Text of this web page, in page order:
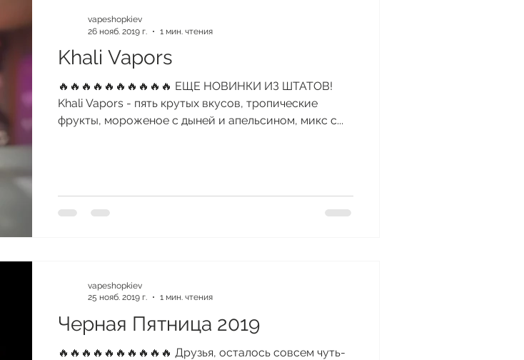
Khali Vapors
🔥🔥🔥🔥🔥🔥🔥🔥🔥🔥 ЕЩЕ НОВИНКИ ИЗ ШТАТОВ!
Khali Vapors - пять крутых вкусов, тропические
фрукты, мороженое с дыней и апельсином, микс с...
vapeshopkiev
26 нояб. 2019 г.
1 мин. чтения
Черная Пятница 2019
🔥🔥🔥🔥🔥🔥🔥🔥🔥🔥 Друзья, осталось совсем чуть-
vapeshopkiev
25 нояб. 2019 г.
1 мин. чтения